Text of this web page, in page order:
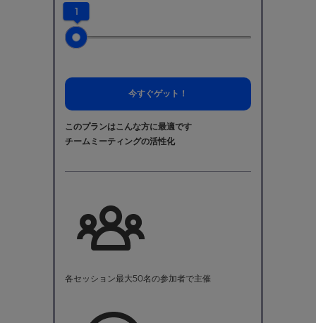
1
今すぐゲット！
このプランはこんな方に最適です
チームミーティングの活性化
各セッション最大50名の参加者で主催